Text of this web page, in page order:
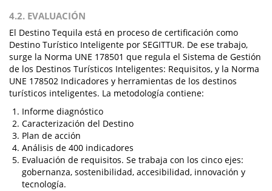
4.2. EVALUACIÓN
El Destino Tequila está en proceso de certificación como
Destino Turístico Inteligente por SEGITTUR. De ese trabajo,
surge la Norma UNE 178501 que regula el Sistema de Gestión
de los Destinos Turísticos Inteligentes: Requisitos, y la Norma
UNE 178502 Indicadores y herramientas de los destinos
turísticos inteligentes. La metodología contiene:
Informe diagnóstico
Caracterización del Destino
Plan de acción
Análisis de 400 indicadores
Evaluación de requisitos. Se trabaja con los cinco ejes:
gobernanza, sostenibilidad, accesibilidad, innovación y
tecnología.